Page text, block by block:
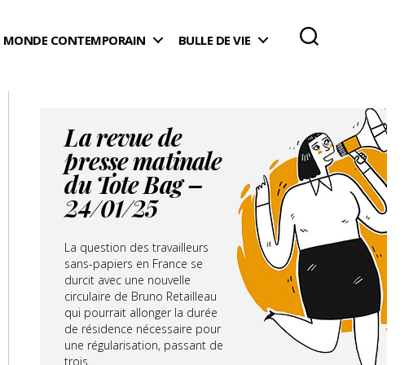
MONDE CONTEMPORAIN BULLE DE VIE
La revue de
presse matinale
du Tote Bag –
24/01/25
La question des travailleurs
sans-papiers en France se
durcit avec une nouvelle
circulaire de Bruno Retailleau
qui pourrait allonger la durée
de résidence nécessaire pour
une régularisation, passant de
trois...